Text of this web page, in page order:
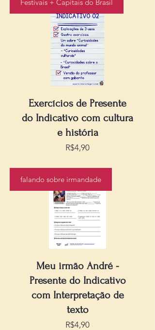
Festivais + Capitais do Brasil
Exercícios de Presente
do Indicativo com cultura
e história
R$4,90Preço
falando sobre irmandade
Meu irmão André -
Presente do Indicativo
com Interpretação de
texto
R$4,90Preço